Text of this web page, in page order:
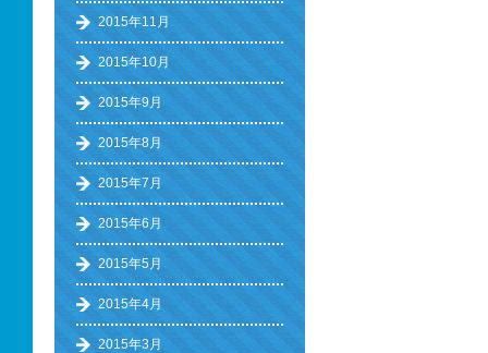
2015年11月
2015年10月
2015年9月
2015年8月
2015年7月
2015年6月
2015年5月
2015年4月
2015年3月